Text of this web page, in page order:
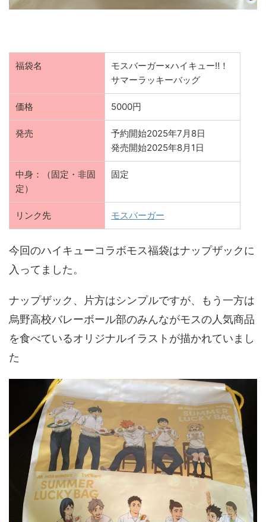
福袋名
モスバーガー×ハイキュー‼！
サマーラッキーバッグ
価格 5000円
発売
予約開始2025年7月8日
発売開始2025年8月1日
中身：（固定・非固
定）
固定
リンク先 モスバーガー
今回のハイキューコラボモス福袋はナップザックに
入ってました。
ナップザック、片方はシンプルですが、もう一方は
烏野高校バレーボール部のみんながモスの人気商品
を食べているオリジナルイラストが描かれていまし
た